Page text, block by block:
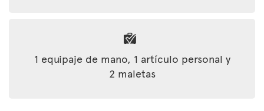
1 equipaje de mano, 1 artículo personal y
2 maletas